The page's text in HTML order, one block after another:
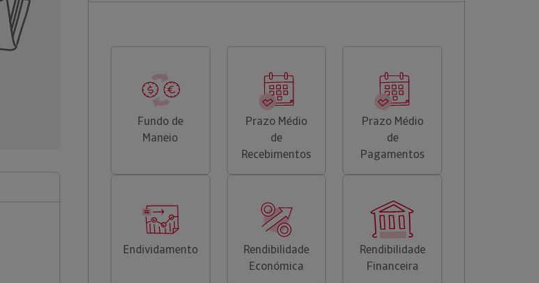
Fundo de
Maneio
Prazo Médio
de
Recebimentos
Prazo Médio
de
Pagamentos
Endividamento
Rendibilidade
Económica
Rendibilidade
Financeira